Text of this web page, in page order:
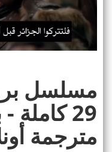
مسلسل
29
مترجمة